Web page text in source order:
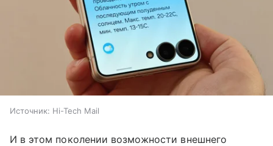
Источник: Hi-Tech Mail
И в этом поколении возможности внешнего